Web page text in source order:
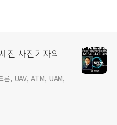
진 사진기자의
론, UAV, ATM, UAM,